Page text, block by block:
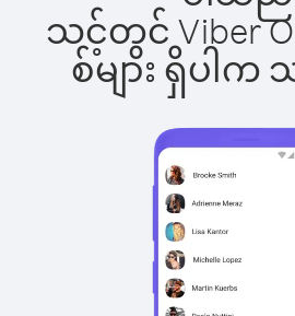
သင့်တွင် Viber
စ်များ ရှိပါ